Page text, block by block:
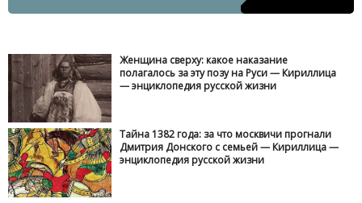
Женщина сверху: какое наказание
полагалось за эту позу на Руси — Кириллица
— энциклопедия русской жизни
Тайна 1382 года: за что москвичи прогнали
Дмитрия Донского с семьей — Кириллица —
энциклопедия русской жизни